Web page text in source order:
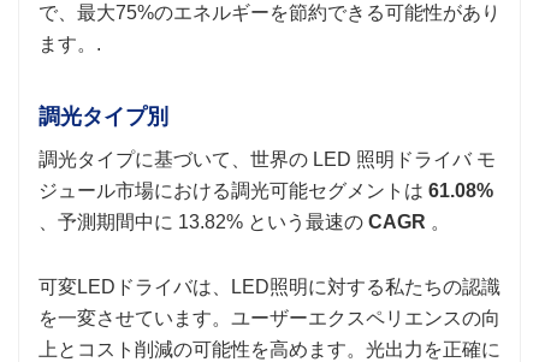
で、最大75%のエネルギーを節約できる可能性があり
ます。.
調光タイプ別
調光タイプに基づいて、世界の LED 照明ドライバ モ
ジュール市場における調光可能セグメントは 61.08%
、予測期間中に 13.82% という最速の CAGR 。
可変LEDドライバは、LED照明に対する私たちの認識
を一変させています。ユーザーエクスペリエンスの向
上とコスト削減の可能性を高めます。光出力を正確に